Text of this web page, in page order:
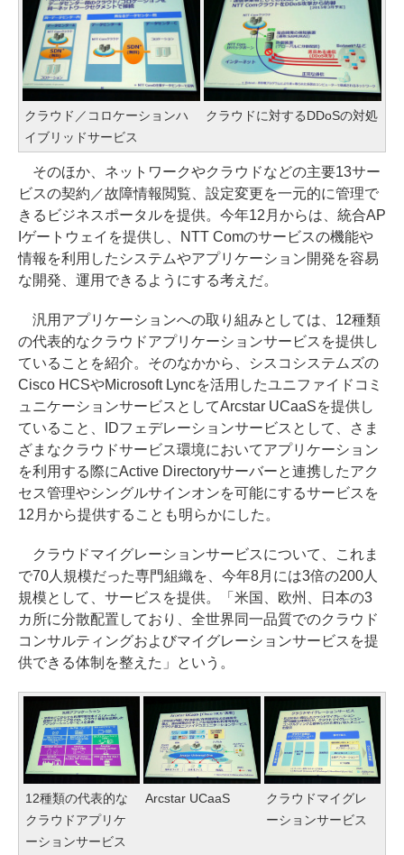
クラウド／コロケーションハ
イブリッドサービス
クラウドに対するDDoSの対処
そのほか、ネットワークやクラウドなどの主要13サー
ビスの契約／故障情報閲覧、設定変更を一元的に管理で
きるビジネスポータルを提供。今年12月からは、統合AP
Iゲートウェイを提供し、NTT Comのサービスの機能や
情報を利用したシステムやアプリケーション開発を容易
な開発、運用できるようにする考えだ。
汎用アプリケーションへの取り組みとしては、12種類
の代表的なクラウドアプリケーションサービスを提供し
ていることを紹介。そのなかから、シスコシステムズの
Cisco HCSやMicrosoft Lyncを活用したユニファイドコミ
ュニケーションサービスとしてArcstar UCaaSを提供し
ていること、IDフェデレーションサービスとして、さま
ざまなクラウドサービス環境においてアプリケーション
を利用する際にActive Directoryサーバーと連携したアク
セス管理やシングルサインオンを可能にするサービスを
12月から提供することも明らかにした。
クラウドマイグレーションサービスについて、これま
で70人規模だった専門組織を、今年8月には3倍の200人
規模として、サービスを提供。「米国、欧州、日本の3
カ所に分散配置しており、全世界同一品質でのクラウド
コンサルティングおよびマイグレーションサービスを提
供できる体制を整えた」という。
12種類の代表的な
クラウドアプリケ
ーションサービス
Arcstar UCaaS
クラウドマイグレ
ーションサービス